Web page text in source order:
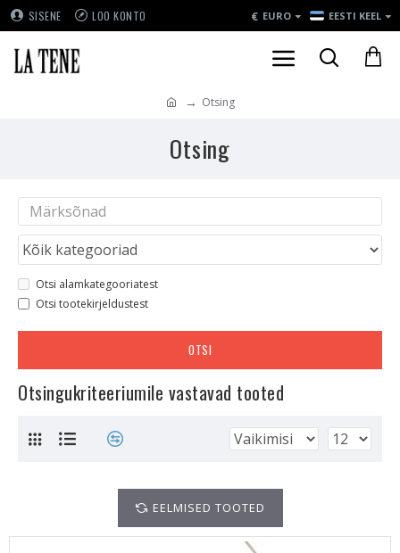
SISENE LOO KONTO € EURO EESTI KEEL
Otsing
Otsing
Otsi alamkategooriatest
Otsi tootekirjeldustest
OTSI
Otsingukriteeriumile vastavad tooted
EELMISED TOOTED